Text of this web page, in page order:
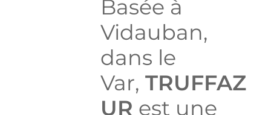
Basée à
Vidauban,
dans le
Var, TRUFFAZ
UR est une